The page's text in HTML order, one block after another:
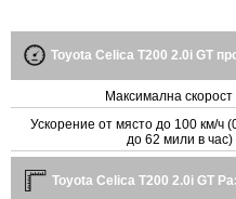
Toyota Celica T200 2.0i GT
Максимална скорост
Ускорение от място до 100 км/ч
до 62 мили в час)
Toyota Celica T200 2.0i GT